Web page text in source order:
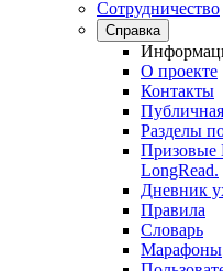
Сотрудничество
Справка
О проекте
Контакты
Разделы
Призовые
LongRead.
Дневник
Правила
Словарь
Марафоны